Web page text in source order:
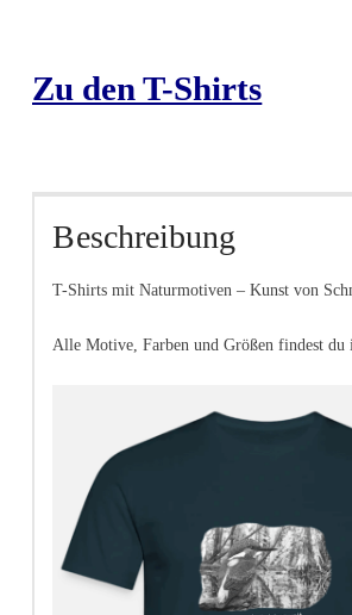
Zu den T-Shirts
Beschreibung
T-Shirts mit Naturmotiven – Kunst von
Alle Motive, Farben und Größen findest